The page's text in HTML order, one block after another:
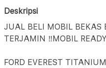
Deskripsi
JUAL BELI MOBIL BEKAS
TERJAMIN ‼️MOBIL
FORD EVEREST